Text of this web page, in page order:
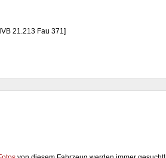
21.213 Fau 371]